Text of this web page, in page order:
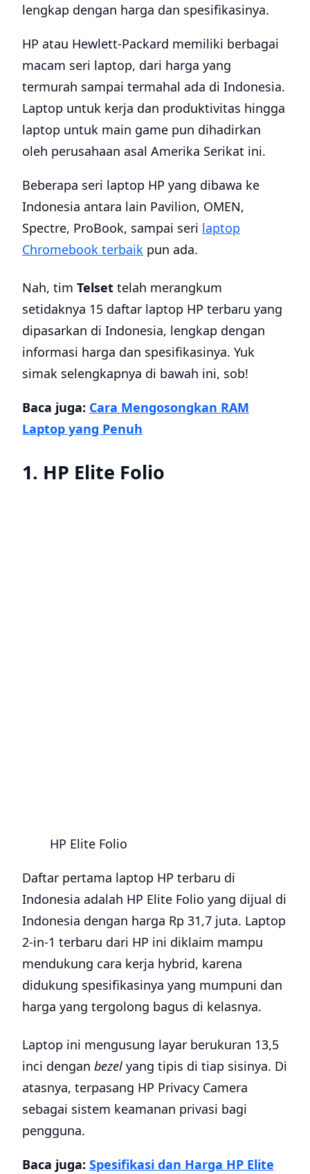
lengkap dengan harga dan spesifikasinya.
HP atau Hewlett-Packard memiliki berbagai
macam seri laptop, dari harga yang
termurah sampai termahal ada di Indonesia.
Laptop untuk kerja dan produktivitas hingga
laptop untuk main game pun dihadirkan
oleh perusahaan asal Amerika Serikat ini.
Beberapa seri laptop HP yang dibawa ke
Indonesia antara lain Pavilion, OMEN,
Spectre, ProBook, sampai seri laptop
Chromebook terbaik pun ada.
Nah, tim Telset telah merangkum
setidaknya 15 daftar laptop HP terbaru yang
dipasarkan di Indonesia, lengkap dengan
informasi harga dan spesifikasinya. Yuk
simak selengkapnya di bawah ini, sob!
Baca juga: Cara Mengosongkan RAM
Laptop yang Penuh
1. HP Elite Folio
HP Elite Folio
Daftar pertama laptop HP terbaru di
Indonesia adalah HP Elite Folio yang dijual di
Indonesia dengan harga Rp 31,7 juta. Laptop
2-in-1 terbaru dari HP ini diklaim mampu
mendukung cara kerja hybrid, karena
didukung spesifikasinya yang mumpuni dan
harga yang tergolong bagus di kelasnya.
Laptop ini mengusung layar berukuran 13,5
inci dengan bezel yang tipis di tiap sisinya. Di
atasnya, terpasang HP Privacy Camera
sebagai sistem keamanan privasi bagi
pengguna.
Baca juga: Spesifikasi dan Harga HP Elite